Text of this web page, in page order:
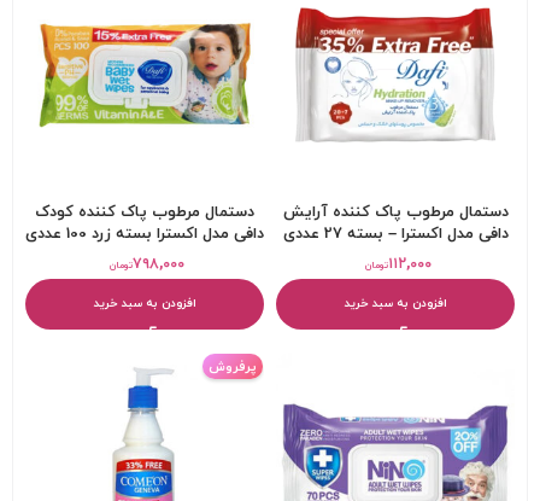
دستمال مرطوب پاک کننده آرایش
دافی مدل اکسترا – بسته 27 عددی
تومان۱۱۲,۰۰۰
افزودن به سبد خرید
دستمال مرطوب پاک کننده کودک
دافی مدل اکسترا بسته زرد 100 عددی
تومان۷۹۸,۰۰۰
افزودن به سبد خرید
پرفروش